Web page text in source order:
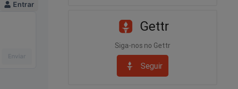
Gettr
Siga-nos no Gettr
Seguir